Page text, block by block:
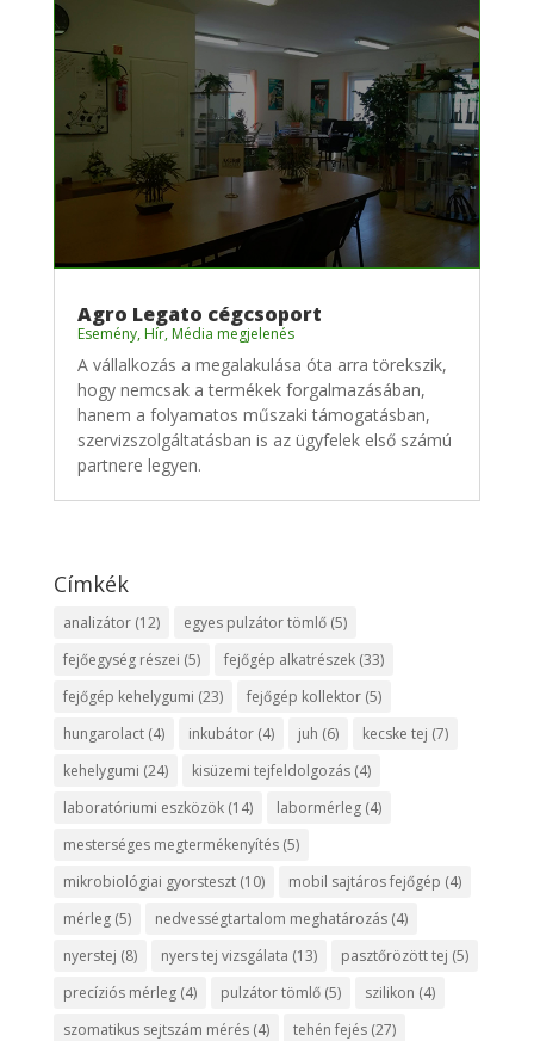
Agro Legato cégcsoport
Esemény, Hír, Média megjelenés
A vállalkozás a megalakulása óta arra törekszik,
hogy nemcsak a termékek forgalmazásában,
hanem a folyamatos műszaki támogatásban,
szervizszolgáltatásban is az ügyfelek első számú
partnere legyen.
Címkék
analizátor(12) egyes pulzátor tömlő(5)
fejőegység részei (5) fejőgép alkatrészek(33)
fejőgép kehelygumi (23) fejőgép kollektor(5)
hungarolact(4) inkubátor(4) juh (6) kecske tej (7)
kehelygumi (24) kisüzemi tejfeldolgozás(4)
laboratóriumi eszközök(14) labormérleg(4)
mesterséges megtermékenyítés(5)
mikrobiológiai gyorsteszt(10) mobil sajtáros fejőgép (4)
mérleg(5) nedvességtartalom meghatározás(4)
nyerstej (8) nyers tej vizsgálata (13) pasztőrözött tej (5)
precíziós mérleg(4) pulzátor tömlő(5) szilikon (4)
szomatikus sejtszám mérés(4) tehén fejés(27)